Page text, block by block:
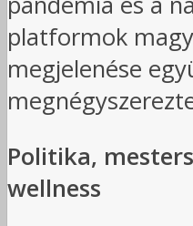
platformok
megjelenése
Politika,
wellness